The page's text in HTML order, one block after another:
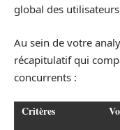
global des
Au sein de votre
récapitulatif qui
concurrents :
Critères